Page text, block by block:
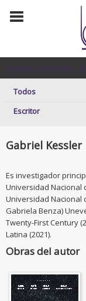
GABRIEL KESSLER –
Todos
Escritor
Gabriel Kessler
Es investigador
Universidad Nacional
Universidad Nacional
Gabriela Benza)
Twenty-First Century
Latina (2021).
Obras del autor